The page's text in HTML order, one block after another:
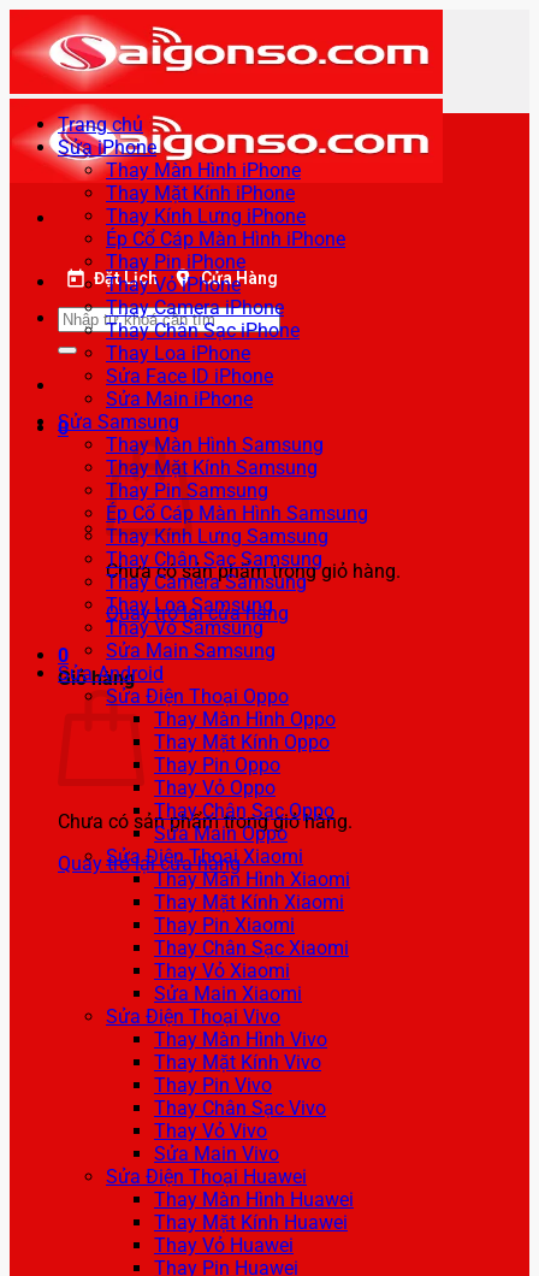
qua
nội
dung
Đặt Lịch Cửa Hàng
Tìm
kiếm:
0
Chưa có sản phẩm trong giỏ hàng.
Quay trở lại cửa hàng
0
Giỏ hàng
Chưa có sản phẩm trong giỏ hàng.
Quay trở lại cửa hàng
Trang chủ
Sửa iPhone
Thay Màn Hình iPhone
Thay Mặt Kính iPhone
Thay Kính Lưng iPhone
Ép Cổ Cáp Màn Hình iPhone
Thay Pin iPhone
Thay Vỏ iPhone
Thay Camera iPhone
Thay Chân Sạc iPhone
Thay Loa iPhone
Sửa Face ID iPhone
Sửa Main iPhone
Sửa Samsung
Thay Màn Hình Samsung
Thay Mặt Kính Samsung
Thay Pin Samsung
Ép Cổ Cáp Màn Hình Samsung
Thay Kính Lưng Samsung
Thay Chân Sạc Samsung
Thay Camera Samsung
Thay Loa Samsung
Thay Vỏ Samsung
Sửa Main Samsung
Sửa Android
Sửa Điện Thoại Oppo
Thay Màn Hình Oppo
Thay Mặt Kính Oppo
Thay Pin Oppo
Thay Vỏ Oppo
Thay Chân Sạc Oppo
Sửa Main Oppo
Sửa Điện Thoại Xiaomi
Thay Màn Hình Xiaomi
Thay Mặt Kính Xiaomi
Thay Pin Xiaomi
Thay Chân Sạc Xiaomi
Thay Vỏ Xiaomi
Sửa Main Xiaomi
Sửa Điện Thoại Vivo
Thay Màn Hình Vivo
Thay Mặt Kính Vivo
Thay Pin Vivo
Thay Chân Sạc Vivo
Thay Vỏ Vivo
Sửa Main Vivo
Sửa Điện Thoại Huawei
Thay Màn Hình Huawei
Thay Mặt Kính Huawei
Thay Vỏ Huawei
Thay Pin Huawei